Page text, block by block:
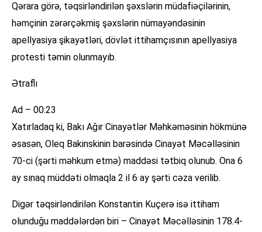
Qərara görə, təqsirləndirilən şəxslərin müdafiəçilərinin,
həmçinin zərərçəkmiş şəxslərin nümayəndəsinin
apellyasiya şikayətləri, dövlət ittihamçısının apellyasiya
protesti təmin olunmayıb.
Ətraflı
Ad – 00:23
Xatırladaq ki, Bakı Ağır Cinayətlər Məhkəməsinin hökmünə
əsasən, Oleq Bakinskinin barəsində Cinayət Məcəlləsinin
70-ci (şərti məhkum etmə) maddəsi tətbiq olunub. Ona 6
ay sınaq müddəti olmaqla 2 il 6 ay şərti cəza verilib.
Digər təqsirləndirilən Konstantin Kuçerə isə ittiham
olunduğu maddələrdən biri – Cinayət Məcəlləsinin 178.4-